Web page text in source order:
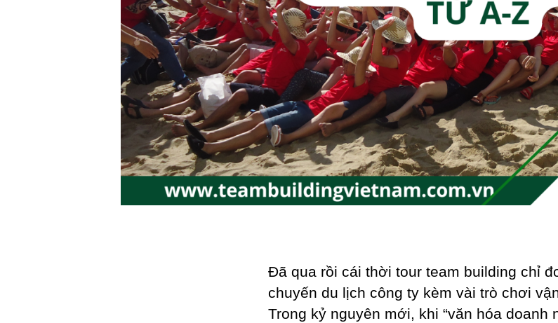
Bạn
Muốn
Đặt
Ngay!
Đã qua rồi cái thời tour team building chỉ
chuyến du lịch công ty kèm vài trò chơi
Trong kỷ nguyên mới, khi “văn hóa doanh